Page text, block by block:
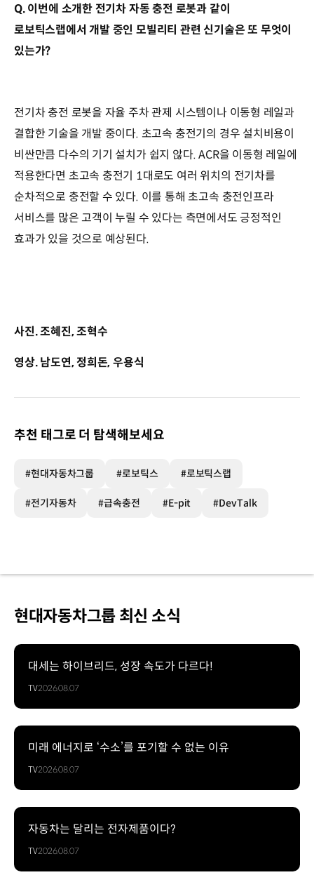
Q. 이번에 소개한 전기차 자동 충전 로봇과 같이
로보틱스랩에서 개발 중인 모빌리티 관련 신기술은 또 무엇이
있는가?
전기차 충전 로봇을 자율 주차 관제 시스템이나 이동형 레일과
결합한 기술을 개발 중이다. 초고속 충전기의 경우 설치비용이
비싼만큼 다수의 기기 설치가 쉽지 않다. ACR을 이동형 레일에
적용한다면 초고속 충전기 1대로도 여러 위치의 전기차를
순차적으로 충전할 수 있다. 이를 통해 초고속 충전인프라
서비스를 많은 고객이 누릴 수 있다는 측면에서도 긍정적인
효과가 있을 것으로 예상된다.
사진. 조혜진, 조혁수
영상. 남도연, 정희돈, 우용식
추천 태그로 더 탐색해보세요
#현대자동차그룹 #로보틱스 #로보틱스랩
#전기자동차 #급속충전 #E-pit #DevTalk
현대자동차그룹 최신 소식
대세는 하이브리드, 성장 속도가 다르다!
TV2026.08.07
미래 에너지로 ‘수소’를 포기할 수 없는 이유
TV2026.08.07
자동차는 달리는 전자제품이다?
TV2026.08.07